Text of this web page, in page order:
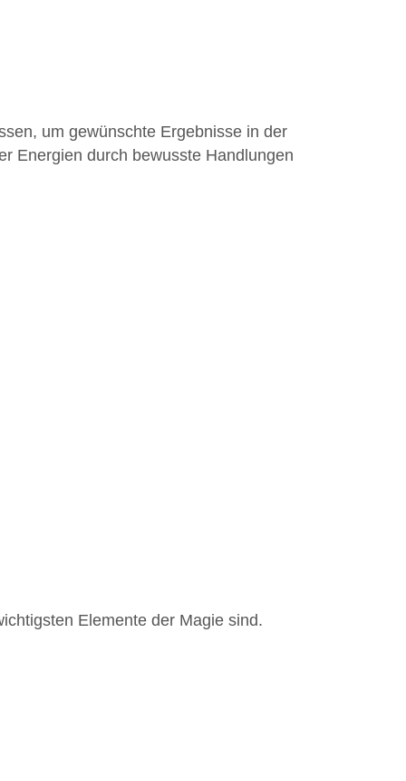
um gewünschte Ergebnisse in der
Energien durch bewusste Handlungen
Elemente der Magie sind.